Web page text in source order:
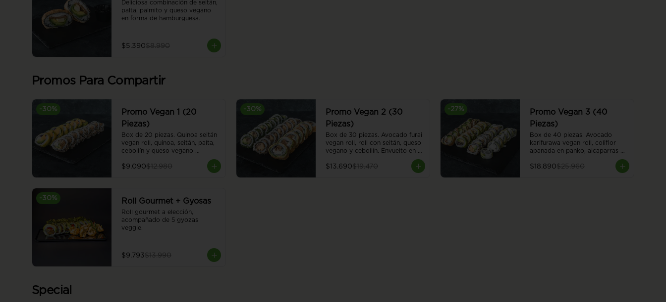
Deliciosa combinación de seitán,
palta, palmito y queso vegano
en forma de hamburguesa.
$5.390$8.990
Promos Para Compartir
-30%
Promo Vegan 1 (20
Piezas)
Box de 20 piezas. Quinoa seitán
vegan roll, quinoa, seitán, palta,
cebollín y queso vegano
honey vegan roll, camote en
honey vegana.
$9.090$12.980
-30%
Promo Vegan 2 (30
Piezas)
Box de 30 piezas. Avocado furai
vegan roll, roll con seitán, queso
vegano y cebollín. Envuelto en
furai vegan roll, berenjena
$13.690$19.470
-27%
Promo Vegan 3 (40
Piezas)
Box de 40 piezas. Avocado
karifurawa vegan roll, coliflor
apanada en panko, alcaparras y
queso vegano, envuelto en palta.
Cubierto con salsa acevichada
vegana. Hummus furai vegan roll,
$18.890$25.960
-30% Roll Gourmet + Gyosas
Roll gourmet a elección,
acompañado de 5 gyozas
veggie.
$9.793$13.990
Special